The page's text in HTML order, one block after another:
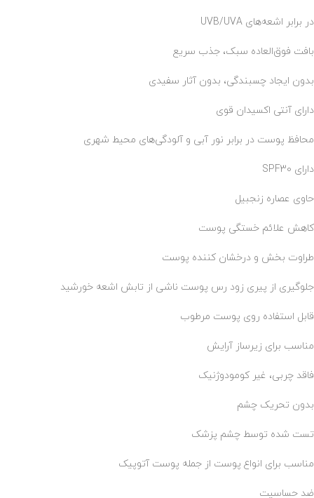
در برابر اشعه‌های UVB/UVA
بافت فوق‌العاده سبک، جذب سریع
بدون ایجاد چسبندگی، بدون آثار سفیدی
دارای آنتی اکسیدان قوی
محافظ پوست در برابر نور آبی و آلودگی‌های محیط شهری
دارای SPF30
حاوی عصاره زنجبیل
کاهش علائم خستگی پوست
طراوت بخش و درخشان کننده پوست
جلوگیری از پیری زود رس پوست ناشی از تابش اشعه خورشید
قابل استفاده روی پوست مرطوب
مناسب برای زیرساز آرایش
فاقد چربی، غیر کومودوژنیک
بدون تحریک چشم
تست شده توسط چشم پزشک
مناسب برای انواع پوست از جمله پوست آتوپیک
ضد حساسیت